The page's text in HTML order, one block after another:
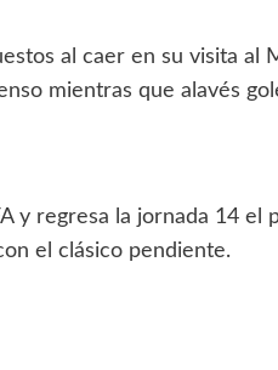
al caer en su visita al
mientras que alavés
y regresa la jornada 14 el
el clásico pendiente.